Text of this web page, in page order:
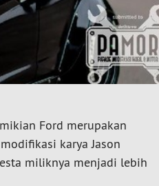
Ford merupakan
modifikasi karyaJason
miliknya menjadi lebih